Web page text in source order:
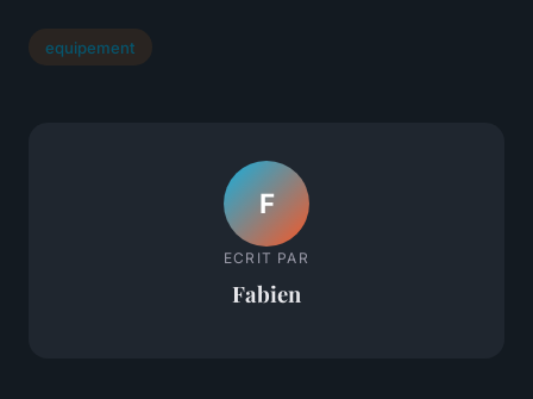
equipement
F
ECRIT PAR
Fabien